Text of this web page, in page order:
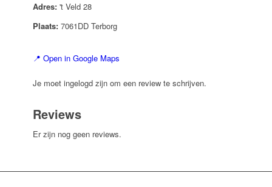
Adres:'t Veld 28
Plaats:7061DD Terborg
📍 Open in Google Maps
Je moet ingelogd zijn om een review te schrijven.
Reviews
Er zijn nog geen reviews.